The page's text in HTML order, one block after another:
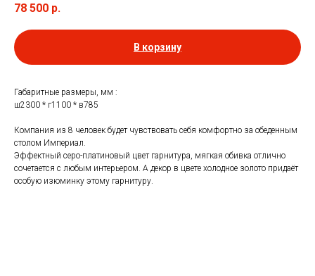
78 500 р.
В корзину
Габаритные размеры, мм :
ш2300 * г1100 * в785
Компания из 8 человек будет чувствовать себя комфортно за обеденным
столом Империал.
Эффектный серо-платиновый цвет гарнитура, мягкая обивка отлично
сочетается с любым интерьером. А декор в цвете холодное золото придаёт
особую изюминку этому гарнитуру.